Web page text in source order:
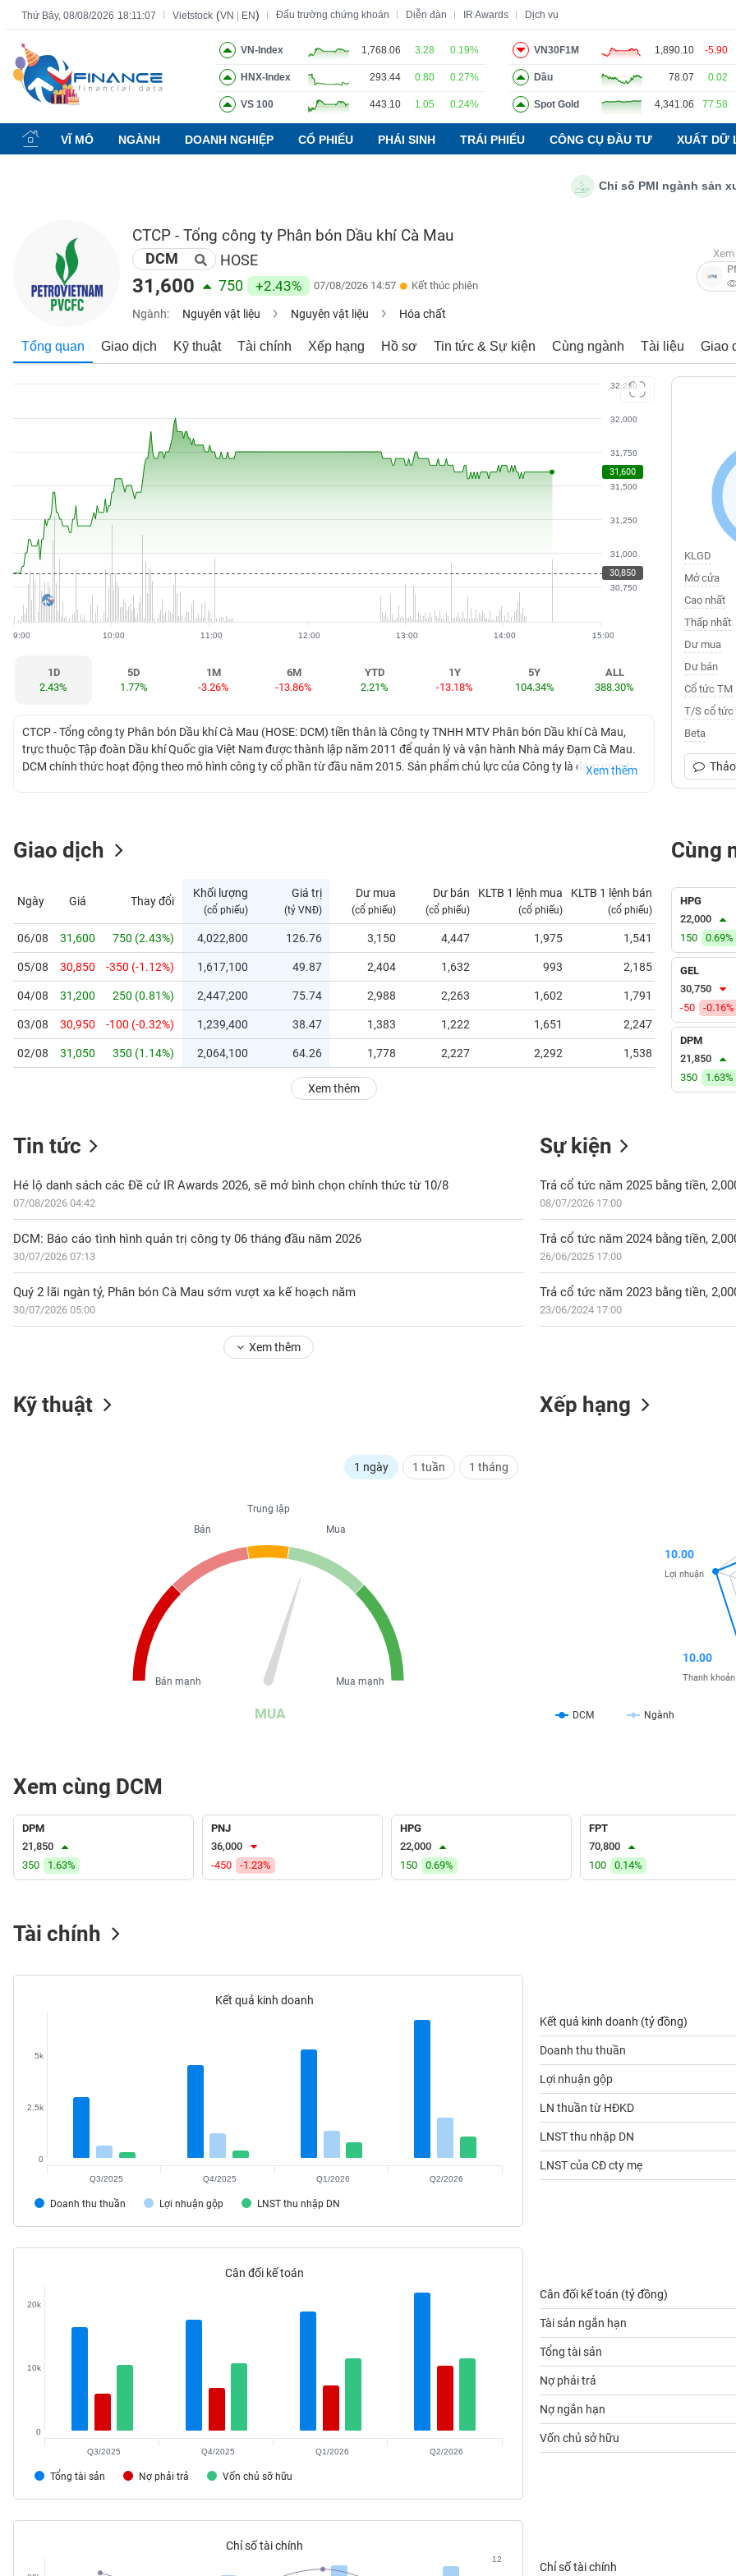
Thứ Bảy, 08/08/2026 18:11:08 Vietstock (VN EN) Đấu trường chứng khoán Diễn đàn IR Awards Dịch vụ
VN-Index 1,768.06 3.28 0.19%
HNX-Index 293.44 0.80 0.27%
VS 100 443.10 1.05 0.24%
VN30F1M 1,890.10 -5.90
Dầu 78.07 0.02
Spot Gold 4,341.06 77.58
VĨ MÔ NGÀNH DOANH NGHIỆP CỔ PHIẾU PHÁI SINH TRÁI PHIẾU CÔNG CỤ ĐẦU TƯ XUẤT DỮ
Chỉ số PMI ngành sản xuất
CTCP - Tổng công ty Phân bón Dầu khí Cà Mau
DCM HOSE
31,600 750 +2.43% 07/08/2026 14:57 Kết thúc phiên
Ngành: Nguyên vật liệu Nguyên vật liệu Hóa chất
Tổng quan Giao dịch Kỹ thuật Tài chính Xếp hạng Hồ sơ Tin tức & Sự kiện Cùng ngành Tài liệu Giao
30,750
31,000
31,250
31,500
31,750
32,000
32,250
9:00 10:00 11:00 12:00 13:00 14:00 15:00
30,850
31,600
1D
2.43%
5D
1.77%
1M
-3.26%
6M
-13.86%
YTD
2.21%
1Y
-13.18%
5Y
104.34%
ALL
388.30%
CTCP - Tổng công ty Phân bón Dầu khí Cà Mau (HOSE: DCM) tiền thân là Công ty TNHH MTV Phân bón Dầu khí Cà Mau,
trực thuộc Tập đoàn Dầu khí Quốc gia Việt Nam được thành lập năm 2011 để quản lý và vận hành Nhà máy Đạm Cà Mau.
DCM chính thức hoạt động theo mô hình công ty cổ phần từ đầu năm 2015. Sản phẩm chủ lực của Công ty là đạm urea hạt
Xem thêm
KLGD
Mở cửa
Cao nhất
Thấp nhất
Dư mua
Dư bán
Cổ tức TM
T/S cổ tức
Beta
Giao dịch
Ngày Giá Thay đổi
Khối lượng
(cổ phiếu)
Giá trị
(tỷ VNĐ)
Dư mua
(cổ phiếu)
Dư bán
(cổ phiếu)
KLTB 1 lệnh mua
(cổ phiếu)
KLTB 1 lệnh bán
(cổ phiếu)
06/08 31,600 750 (2.43%) 4,022,800 126.76 3,150 4,447 1,975 1,541 5.95
05/08 30,850 -350 (-1.12%) 1,617,100 49.87 2,404 1,632 993 2,185
04/08 31,200 250 (0.81%) 2,447,200 75.74 2,988 2,263 1,602 1,791 5.23
03/08 30,950 -100 (-0.32%) 1,239,400 38.47 1,383 1,222 1,651 2,247 2.02
02/08 31,050 350 (1.14%) 2,064,100 64.26 1,778 2,227 2,292 1,538 12.44
Xem thêm
Cùng
HPG
22,000
150
0.69%
GEL
30,750
-50
-0.16%
DPM
21,850
350
1.63%
Tin tức
Hé lộ danh sách các Đề cử IR Awards 2026, sẽ mở bình chọn chính thức từ 10/8
07/08/2026 04:42
DCM: Báo cáo tình hình quản trị công ty 06 tháng đầu năm 2026
30/07/2026 07:13
Quý 2 lãi ngàn tỷ, Phân bón Cà Mau sớm vượt xa kế hoạch năm
30/07/2026 05:00
Xem thêm
Sự kiện
Trả cổ tức năm 2025 bằng tiền,
08/07/2026 17:00
Trả cổ tức năm 2024 bằng tiền,
26/06/2025 17:00
Trả cổ tức năm 2023 bằng tiền,
23/06/2024 17:00
Kỹ thuật
1 ngày 1 tuần 1 tháng
MUA
Trung lập
Mua
Mua mạnh
Bán
Bán mạnh
Xếp hạng
DCM Ngành
10.00
Thanh khoản
10.00
Lợi nhuận
Xem cùng DCM
DPM
21,850
350
1.63%
PNJ
36,000
-450
-1.23%
HPG
22,000
150
0.69%
FPT
70,800
100
0.14%
Tài chính
Kết quả kinh doanh
Doanh thu thuần Lợi nhuận gộp LNST thu nhập DN
0
2.5k
5k
Q3/2025 Q4/2025 Q1/2026 Q2/2026
Kết quả kinh doanh (tỷ đồng)
Doanh thu thuần
Lợi nhuận gộp
LN thuần từ HĐKD
LNST thu nhập DN
LNST của CĐ cty mẹ
Cân đối kế toán
Tổng tài sản Nợ phải trả Vốn chủ sỡ hữu
0
10k
20k
Q3/2025 Q4/2025 Q1/2026 Q2/2026
Cân đối kế toán (tỷ đồng)
Tài sản ngắn hạn
Tổng tài sản
Nợ phải trả
Nợ ngắn hạn
Vốn chủ sở hữu
Chỉ số tài chính
12
Chỉ số tài chính
Tất cả Tính năng Ngành Mã chứng khoán Lãnh đạo Báo cáo phân tích Thuật ngữ
Tính
năng
(-)
CHỨNG
KHOÁN
NGHIỆP
ĐỘNG
CHÍNH
HÀNG
HÓA
GIỚI
CÁ
NHÂN
PHÂN
TÍCH
VIETSTOCKFINANCE
DOANH
NGHIỆP
CỔ
PHIẾU
SINH
(-)
VS-
SECTOR
NGHIỆP
TIÊU
DÙNG
TIÊU
THIẾT